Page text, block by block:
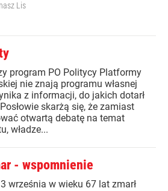
Lis
program PO Politycy Platformy
nie znają programu własnej
z informacji, do jakich dotarł
skarżą się, że zamiast
otwartą debatę na temat
władze...
- wspomnienie
września w wieku 67 lat zmarł